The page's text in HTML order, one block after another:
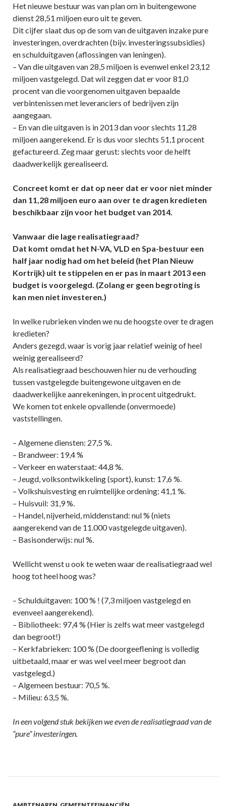
Het nieuwe bestuur was van plan om in buitengewone
dienst 28,51 miljoen euro uit te geven.
Dit cijfer slaat dus op de som van de uitgaven inzake pure
investeringen, overdrachten (bijv. investeringssubsidies)
en schulduitgaven (aflossingen van leningen).
– Van die uitgaven van 28,5 miljoen is evenwel enkel 23,12
miljoen vastgelegd. Dat wil zeggen dat er voor 81,0
procent van die voorgenomen uitgaven bepaalde
verbintenissen met leveranciers of bedrijven zijn
aangegaan.
– En van die uitgaven is in 2013 dan voor slechts 11,28
miljoen aangerekend. Er is dus voor slechts 51,1 procent
gefactureerd. Zeg maar gerust: slechts voor de helft
daadwerkelijk gerealiseerd.
Concreet komt er dat op neer dat er voor niet minder
dan 11,28 miljoen euro aan over te dragen kredieten
beschikbaar zijn voor het budget van 2014.
Vanwaar die lage realisatiegraad?
Dat komt omdat het N-VA, VLD en Spa-bestuur een
half jaar nodig had om het beleid (het Plan Nieuw
Kortrijk) uit te stippelen en er pas in maart 2013 een
budget is voorgelegd. (Zolang er geen begroting is
kan men niet investeren.)
In welke rubrieken vinden we nu de hoogste over te dragen
kredieten?
Anders gezegd, waar is vorig jaar relatief weinig of heel
weinig gerealiseerd?
Als realisatiegraad beschouwen hier nu de verhouding
tussen vastgelegde buitengewone uitgaven en de
daadwerkelijke aanrekeningen, in procent uitgedrukt.
We komen tot enkele opvallende (onvermoede)
vaststellingen.
– Algemene diensten: 27,5 %.
– Brandweer: 19,4 %
– Verkeer en waterstaat: 44,8 %.
– Jeugd, volksontwikkeling (sport), kunst: 17,6 %.
– Volkshuisvesting en ruimtelijke ordening: 41,1 %.
– Huisvuil: 31,9 %.
– Handel, nijverheid, middenstand: nul % (niets
aangerekend van de 11.000 vastgelegde uitgaven).
– Basisonderwijs: nul %.
Wellicht wenst u ook te weten waar de realisatiegraad wel
hoog tot heel hoog was?
– Schulduitgaven: 100 % ! (7,3 miljoen vastgelegd en
evenveel aangerekend).
– Bibliotheek: 97,4 % (Hier is zelfs wat meer vastgelegd
dan begroot!)
– Kerkfabrieken: 100 % (De doorgeeflening is volledig
uitbetaald, maar er was wel veel meer begroot dan
vastgelegd.)
– Algemeen bestuur: 70,5 %.
– Milieu: 63,5 %.
In een volgend stuk bekijken we even de realisatiegraad van de
“pure” investeringen.